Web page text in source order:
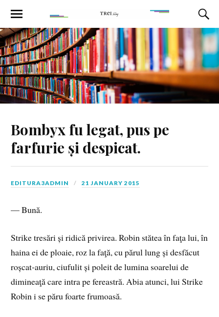
Bombyx fu legat, pus pe
farfurie și despicat.
EDITURA3ADMIN 21 JANUARY 2015
— Bună.
Strike tresări și ridică privirea. Robin stătea în faţa lui, în
haina ei de ploaie, roz la faţă, cu părul lung și desfăcut
roșcat‑auriu, ciufulit și poleit de lumina soarelui de
dimineaţă care intra pe fereastră. Abia atunci, lui Strike
Robin i se păru foarte frumoasă.